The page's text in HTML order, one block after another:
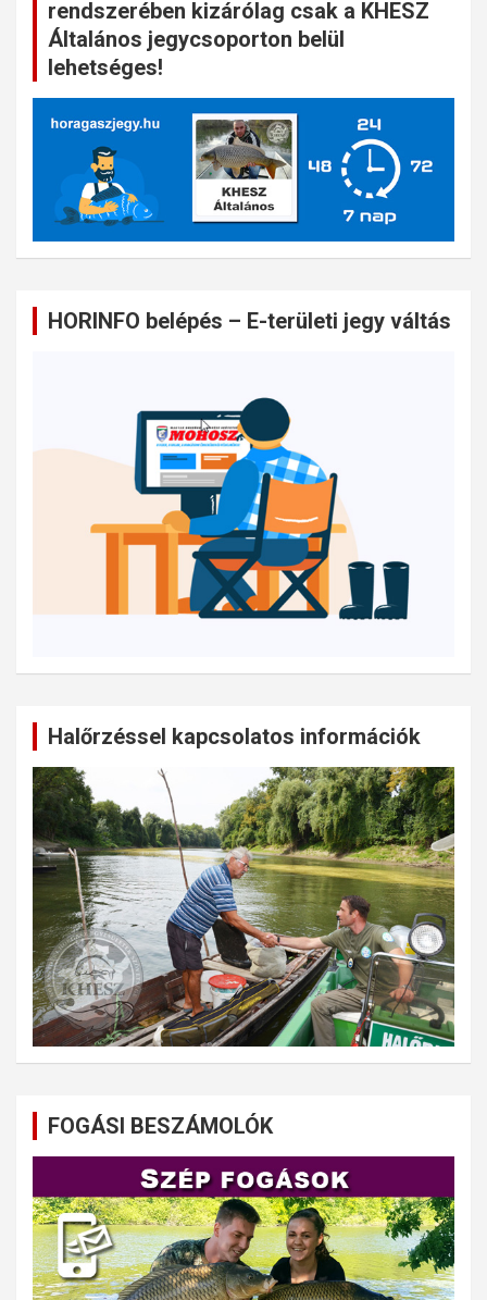
rendszerében kizárólag csak a KHESZ
Általános jegycsoporton belül
lehetséges!
HORINFO belépés – E-területi jegy váltás
Halőrzéssel kapcsolatos információk
FOGÁSI BESZÁMOLÓK